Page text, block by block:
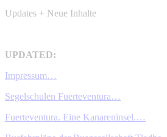
Updates + Neue Inhalte
UPDATED:
Impressum…
Segelschulen Fuerteventura…
Fuerteventura. Eine Kanareninsel.…